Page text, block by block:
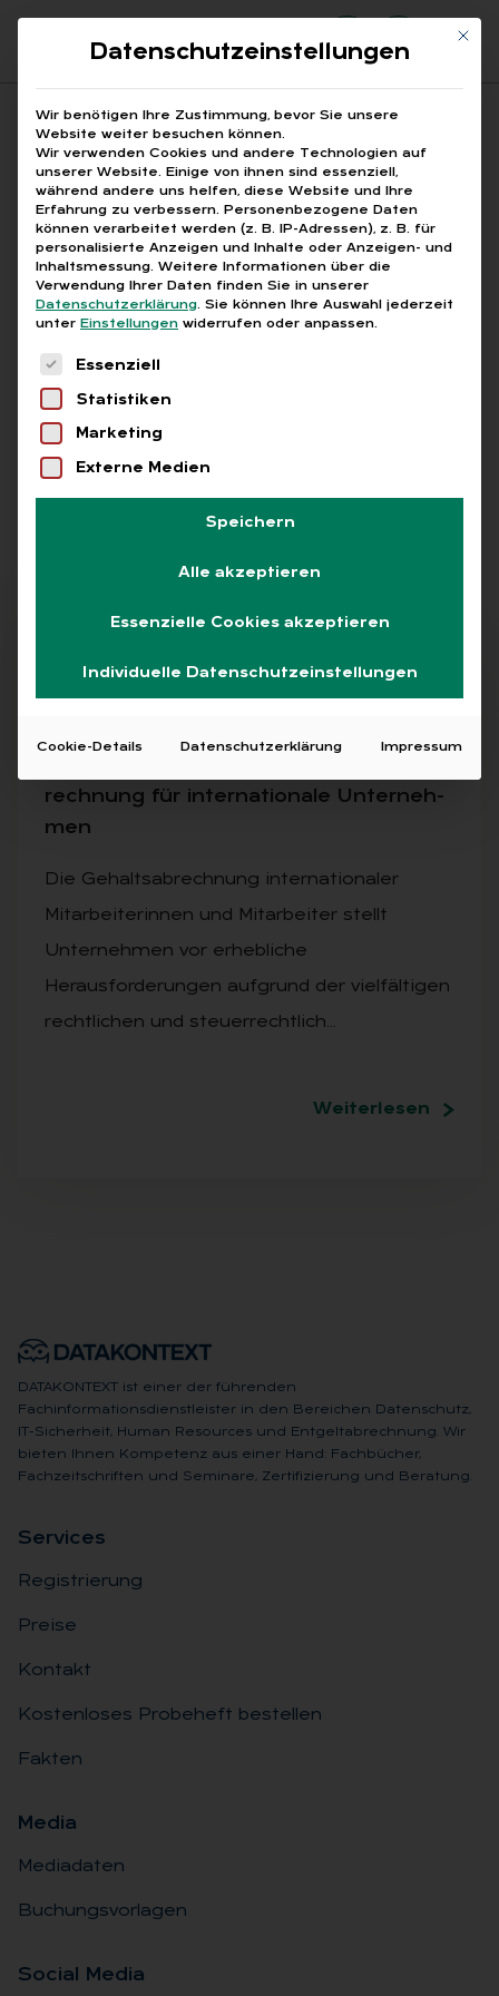
Suchfeld
Suchen
Breadcrumb-Navigation
STARTSEITE INTERNATIONALE GEHALTSABRECHNUNG
Alle Bei­trä­ge mit dem
Schlag­wort „in­ter­na­tio­
na­le Ge­halts­ab­rech­
nung“
rech­nung für in­ter­na­tio­na­le Un­ter­neh­
men
Die Gehaltsabrechnung internationaler
Mitarbeiterinnen und Mitarbeiter stellt
Unternehmen vor erhebliche
Herausforderungen aufgrund der vielfältigen
rechtlichen und steuerrechtlich…
Weiterlesen
DATAKONTEXT ist einer der führenden
Fachinformationsdienstleister in den Bereichen Datenschutz,
IT-Sicherheit, Human Resources und Entgeltabrechnung. Wir
bieten Ihnen Kompetenz aus einer Hand: Fachbücher,
Fachzeitschriften und Seminare, Zertifizierung und Beratung.
Ser­vices
Registrierung
Preise
Kontakt
Kostenloses Probeheft bestellen
Fakten
Me­dia
Mediadaten
Buchungsvorlagen
So­ci­al Me­dia
Mit
Datenschutzeinstellungen
Wir benötigen Ihre Zustimmung, bevor Sie unsere
Website weiter besuchen können.
Wir verwenden Cookies und andere Technologien auf
unserer Website. Einige von ihnen sind essenziell,
während andere uns helfen, diese Website und Ihre
Erfahrung zu verbessern. Personenbezogene Daten
können verarbeitet werden (z. B. IP-Adressen), z. B. für
personalisierte Anzeigen und Inhalte oder Anzeigen- und
Inhaltsmessung. Weitere Informationen über die
Verwendung Ihrer Daten finden Sie in unserer
Datenschutzerklärung. Sie können Ihre Auswahl jederzeit
unter Einstellungen widerrufen oder anpassen.
Es folgt eine Liste der Service-Gruppen, für
Essenziell
Statistiken
Marketing
Externe Medien
Speichern
Alle akzeptieren
Essenzielle Cookies akzeptieren
Individuelle Datenschutzeinstellungen
Cookie-Details Datenschutzerklärung Impressum